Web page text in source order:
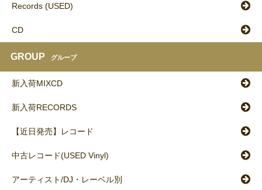
Records (USED)
CD
GROUP グループ
新入荷MIXCD
新入荷RECORDS
【近日発売】レコード
中古レコード(USED Vinyl)
アーティスト/DJ・レーベル別